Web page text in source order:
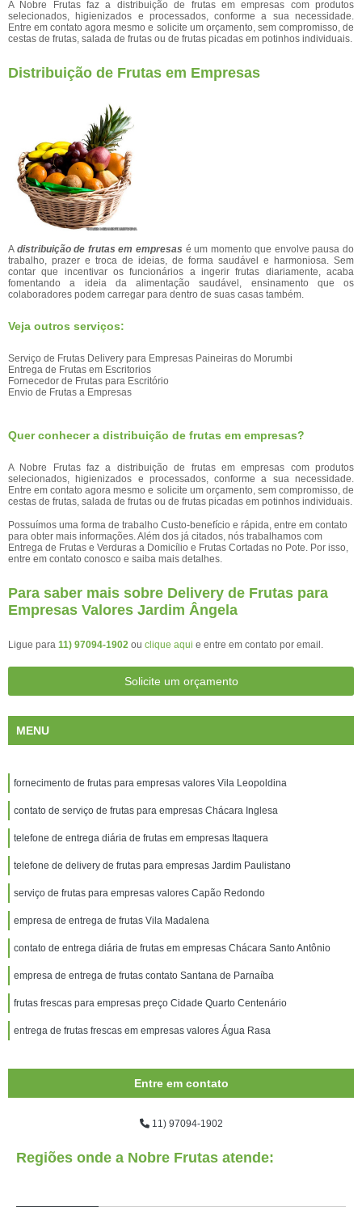
A Nobre Frutas faz a distribuição de frutas em empresas com produtos
selecionados, higienizados e processados, conforme a sua necessidade.
Entre em contato agora mesmo e solicite um orçamento, sem compromisso, de
cestas de frutas, salada de frutas ou de frutas picadas em potinhos individuais.
Distribuição de Frutas em Empresas
A distribuição de frutas em empresas é um momento que envolve pausa do
trabalho, prazer e troca de ideias, de forma saudável e harmoniosa. Sem
contar que incentivar os funcionários a ingerir frutas diariamente, acaba
fomentando a ideia da alimentação saudável, ensinamento que os
colaboradores podem carregar para dentro de suas casas também.
Veja outros serviços:
Serviço de Frutas Delivery para Empresas Paineiras do Morumbi
Entrega de Frutas em Escritorios
Fornecedor de Frutas para Escritório
Envio de Frutas a Empresas
Quer conhecer a distribuição de frutas em empresas?
A Nobre Frutas faz a distribuição de frutas em empresas com produtos
selecionados, higienizados e processados, conforme a sua necessidade.
Entre em contato agora mesmo e solicite um orçamento, sem compromisso, de
cestas de frutas, salada de frutas ou de frutas picadas em potinhos individuais.
Possuímos uma forma de trabalho Custo-benefício e rápida, entre em contato
para obter mais informações. Além dos já citados, nós trabalhamos com
Entrega de Frutas e Verduras a Domicílio e Frutas Cortadas no Pote. Por isso,
entre em contato conosco e saiba mais detalhes.
Para saber mais sobre Delivery de Frutas para
Empresas Valores Jardim Ângela
Ligue para 11) 97094-1902 ou clique aqui e entre em contato por email.
Solicite um orçamento
MENU
fornecimento de frutas para empresas valores Vila Leopoldina
contato de serviço de frutas para empresas Chácara Inglesa
telefone de entrega diária de frutas em empresas Itaquera
telefone de delivery de frutas para empresas Jardim Paulistano
serviço de frutas para empresas valores Capão Redondo
empresa de entrega de frutas Vila Madalena
contato de entrega diária de frutas em empresas Chácara Santo Antônio
empresa de entrega de frutas contato Santana de Parnaíba
frutas frescas para empresas preço Cidade Quarto Centenário
entrega de frutas frescas em empresas valores Água Rasa
Entre em contato
11) 97094-1902
Regiões onde a Nobre Frutas atende: